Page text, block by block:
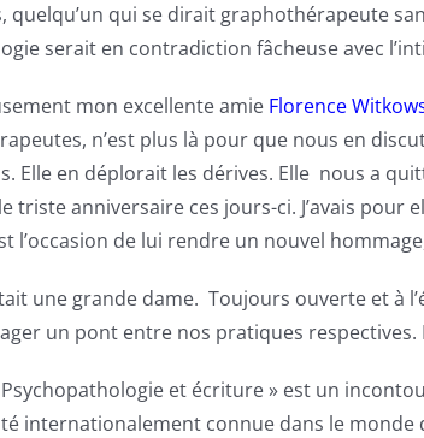
quelqu’un qui se dirait graphothérapeute
serait en contradiction fâcheuse avec
mon excellente amie Florence
, n’est plus là pour que nous en
Elle en déplorait les dérives. Elle nous a
triste anniversaire ces jours-ci. J’avais
l’occasion de lui rendre un nouvel
une grande dame. Toujours ouverte et à
un pont entre nos pratiques respectives.
et écriture » est un
internationalement connue dans le monde